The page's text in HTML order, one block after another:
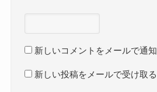
新しいコメントをメールで通知
新しい投稿をメールで受け取る